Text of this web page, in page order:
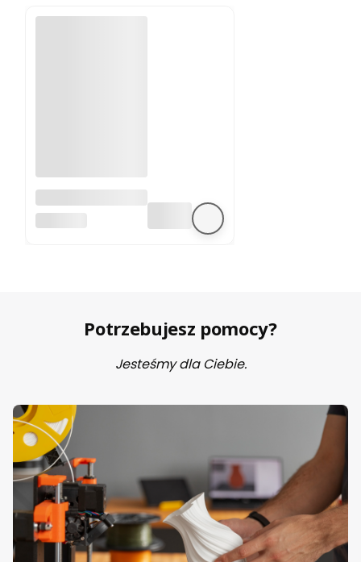
A4988 sterownik
silnika krokowego
Potrzebujesz pomocy?
Jesteśmy dla Ciebie.